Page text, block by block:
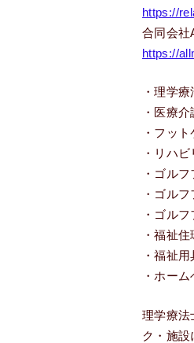
https://
合同会社
https://
・理学療
・医療
・フッ
・リハ
・ゴル
・ゴル
・ゴル
・福祉
・福祉
・ホー
理学療法
ク・施設